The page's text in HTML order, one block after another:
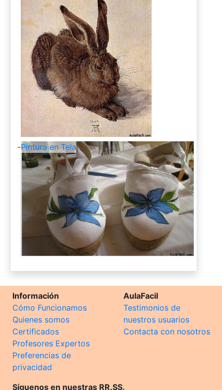
-Pintura en Tela
Información
Cómo Funcionamos
Quienes somos
Certificados
Profesores Expertos
Preferencias de
privacidad
AulaFacil
Testimonios de
nuestros usuarios
Contacta con nosotros
Síguenos en nuestras RR.SS.